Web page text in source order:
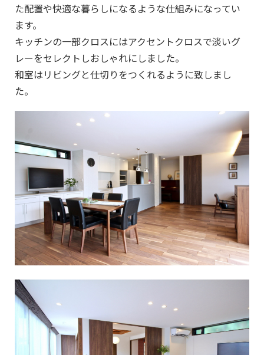
た配置や快適な暮らしになるような仕組みになってい
ます。
キッチンの一部クロスにはアクセントクロスで淡いグ
レーをセレクトしおしゃれにしました。
和室はリビングと仕切りをつくれるように致しまし
た。